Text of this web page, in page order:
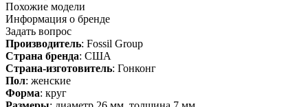
Похожие модели
Информация о бренде
Задать вопрос
Производитель: Fossil Group
Страна бренда: США
Страна-изготовитель: Гонконг
Пол: женские
Форма: круг